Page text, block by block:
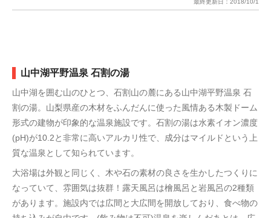
最終更新日： 2018/10/1
山中湖平野温泉 石割の湯
山中湖を囲む山のひとつ、石割山の麓にある山中湖平野温泉 石
割の湯。山梨県産の木材をふんだんに使った風情ある木製ドーム
形式の建物が印象的な温泉施設です。石割の湯は水素イオン濃度
(pH)が10.2と非常に高いアルカリ性で、成分はマイルドという上
質な温泉として知られています。
大浴場は外観と同じく、木や石の素材の良さを生かしたつくりに
なっていて、雰囲気は抜群！露天風呂は檜風呂と岩風呂の2種類
があります。施設内では広間と大広間を開放しており、食べ物の